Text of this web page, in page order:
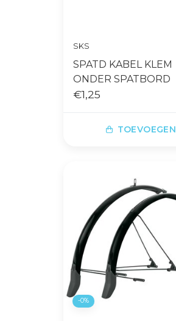
SKS
SPATD KABEL KLEM
ONDER SPATBORD
€1,25
TOEVOEGEN
-0%